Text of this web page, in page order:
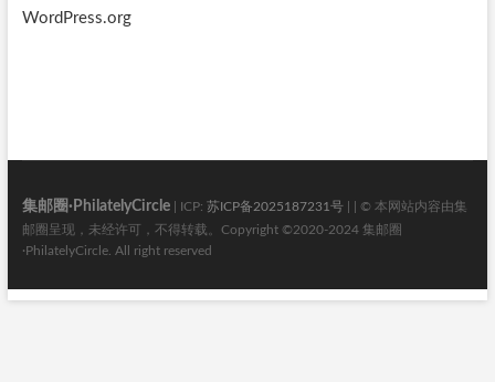
WordPress.org
集邮圈·PhilatelyCircle| ICP: 苏ICP备2025187231号| | © 本网站内容由集
邮圈呈现，未经许可，不得转载。Copyright ©2020-2024 集邮圈
·PhilatelyCircle. All right reserved